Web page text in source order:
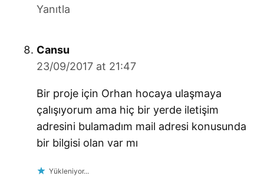
Yanıtla
Cansu
23/09/2017 at 21:47
Bir proje için Orhan hocaya ulaşmaya
çalışıyorum ama hiç bir yerde iletişim
adresini bulamadım mail adresi konusunda
bir bilgisi olan var mı
Yükleniyor...